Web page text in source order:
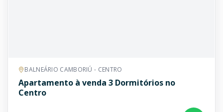
BALNEÁRIO CAMBORIÚ - CENTRO
Apartamento à venda 3 Dormitórios no
Centro